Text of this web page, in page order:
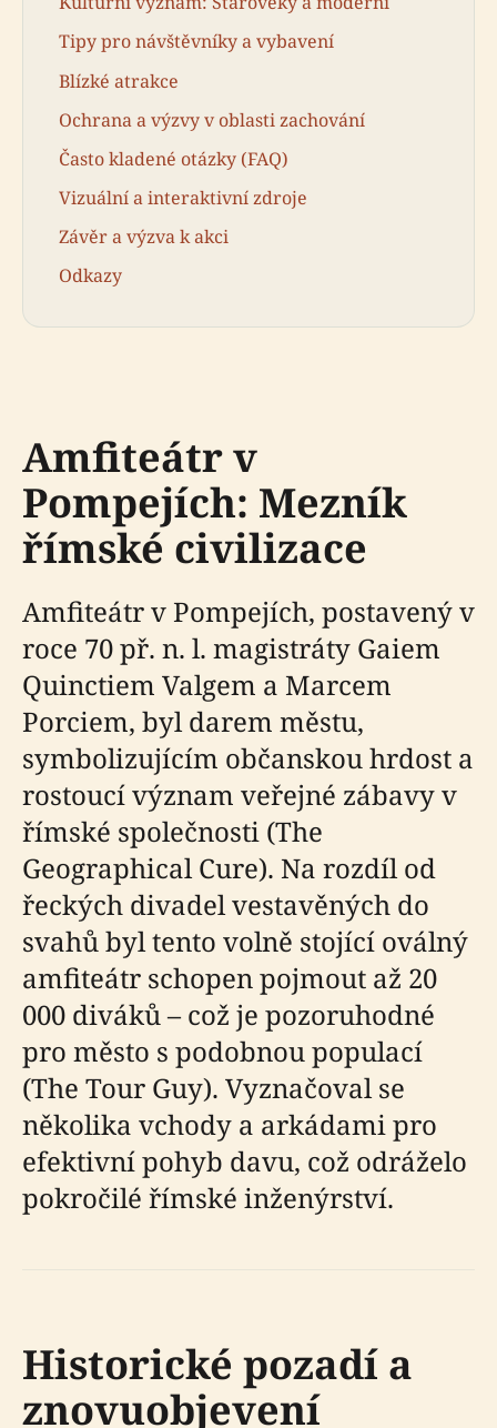
Tipy pro návštěvníky a vybavení
Blízké atrakce
Ochrana a výzvy v oblasti zachování
Často kladené otázky (FAQ)
Vizuální a interaktivní zdroje
Závěr a výzva k akci
Odkazy
Amfiteátr v
Pompejích: Mezník
římské civilizace
Amfiteátr v Pompejích, postavený v
roce 70 př. n. l. magistráty Gaiem
Quinctiem Valgem a Marcem
Porciem, byl darem městu,
symbolizujícím občanskou hrdost a
rostoucí význam veřejné zábavy v
římské společnosti (The
Geographical Cure). Na rozdíl od
řeckých divadel vestavěných do
svahů byl tento volně stojící oválný
amfiteátr schopen pojmout až 20
000 diváků – což je pozoruhodné
pro město s podobnou populací
(The Tour Guy). Vyznačoval se
několika vchody a arkádami pro
efektivní pohyb davu, což odráželo
pokročilé římské inženýrství.
Historické pozadí a
znovuobjevení